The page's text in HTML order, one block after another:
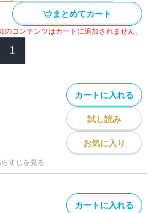
まとめてカート
コンテンツはカートに追加されません。
1
カートに入れる
試し読み
お気に入り
すじを見る
カートに入れる